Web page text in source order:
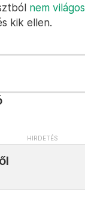
nem világos
kik ellen.